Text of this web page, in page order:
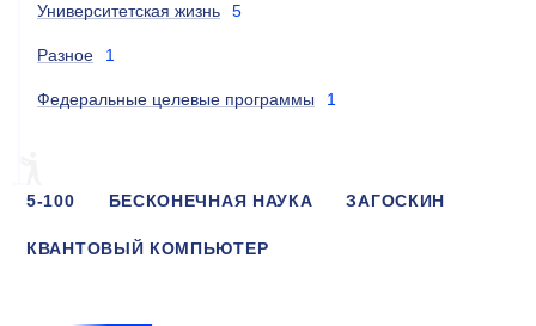
Университетская жизнь 5
Разное 1
Федеральные целевые программы 1
5-100 БЕСКОНЕЧНАЯ НАУКА ЗАГОСКИН
КВАНТОВЫЙ КОМПЬЮТЕР